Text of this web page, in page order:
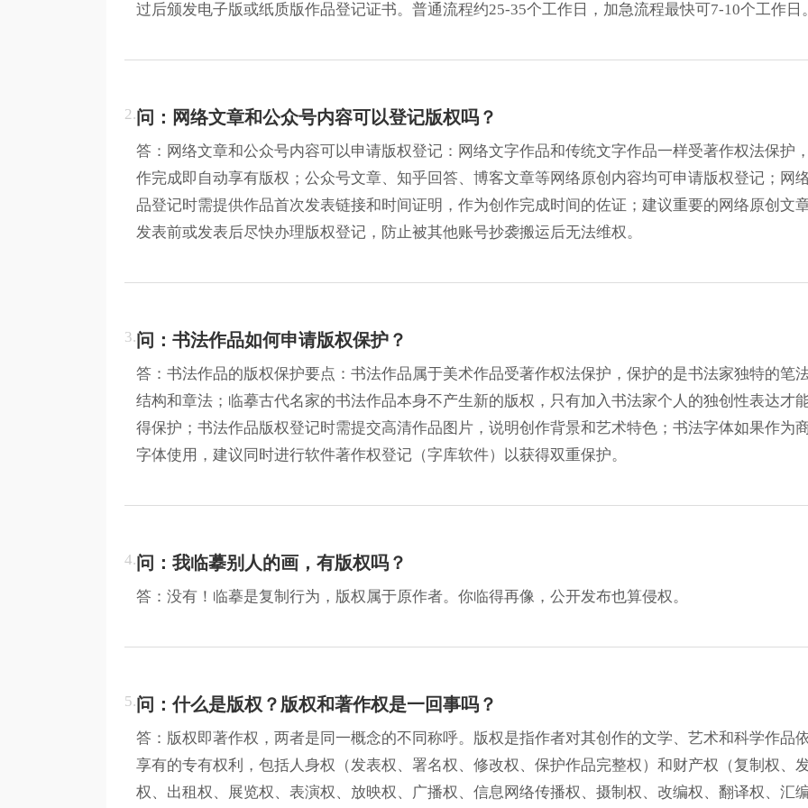
过后颁发电子版或纸质版作品登记证书。普通流程约25-35个工作日，加急流程最快可7-10个工作日。
2.问：网络文章和公众号内容可以登记版权吗？
答：网络文章和公众号内容可以申请版权登记：网络文字作品和传统文字作品一样受著作权法保护
作完成即自动享有版权；公众号文章、知乎回答、博客文章等网络原创内容均可申请版权登记；网
品登记时需提供作品首次发表链接和时间证明，作为创作完成时间的佐证；建议重要的网络原创文
发表前或发表后尽快办理版权登记，防止被其他账号抄袭搬运后无法维权。
3.问：书法作品如何申请版权保护？
答：书法作品的版权保护要点：书法作品属于美术作品受著作权法保护，保护的是书法家独特的笔法
结构和章法；临摹古代名家的书法作品本身不产生新的版权，只有加入书法家个人的独创性表达才
得保护；书法作品版权登记时需提交高清作品图片，说明创作背景和艺术特色；书法字体如果作为
字体使用，建议同时进行软件著作权登记（字库软件）以获得双重保护。
4.问：我临摹别人的画，有版权吗？
答：没有！临摹是复制行为，版权属于原作者。你临得再像，公开发布也算侵权。
5.问：什么是版权？版权和著作权是一回事吗？
答：版权即著作权，两者是同一概念的不同称呼。版权是指作者对其创作的文学、艺术和科学作品
享有的专有权利，包括人身权（发表权、署名权、修改权、保护作品完整权）和财产权（复制权、
权、出租权、展览权、表演权、放映权、广播权、信息网络传播权、摄制权、改编权、翻译权、汇